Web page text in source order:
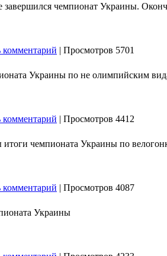
завершился чемпионат Украины.
комментарий | Просмотров 5701
Украины по не олимпийским
комментарий | Просмотров 4412
чемпионата Украины по
комментарий | Просмотров 4087
Украины